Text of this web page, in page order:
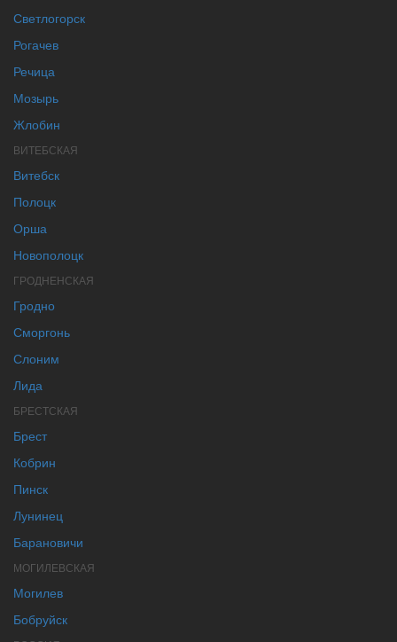
Светлогорск
Рогачев
Речица
Мозырь
Жлобин
ВИТЕБСКАЯ
Витебск
Полоцк
Орша
Новополоцк
ГРОДНЕНСКАЯ
Гродно
Сморгонь
Слоним
Лида
БРЕСТСКАЯ
Брест
Кобрин
Пинск
Лунинец
Барановичи
МОГИЛЕВСКАЯ
Могилев
Бобруйск